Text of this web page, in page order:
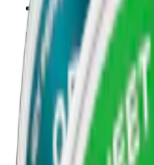
|nyheter
|
snus
vitt snus
| nikotinfritt
mixpack
vape
rökning